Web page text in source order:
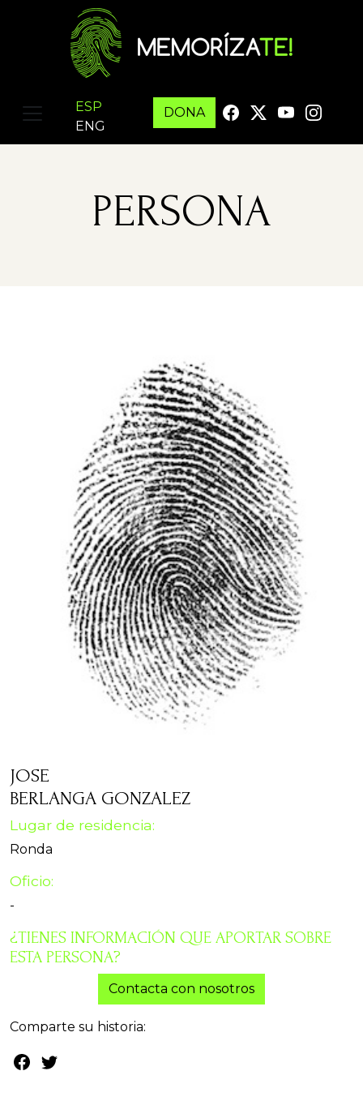
ESP
ENG
DONA
PERSONA
JOSE
BERLANGA GONZALEZ
Lugar de residencia:
Ronda
Oficio:
-
¿TIENES INFORMACIÓN QUE APORTAR SOBRE
ESTA PERSONA?
Contacta con nosotros
Comparte su historia: